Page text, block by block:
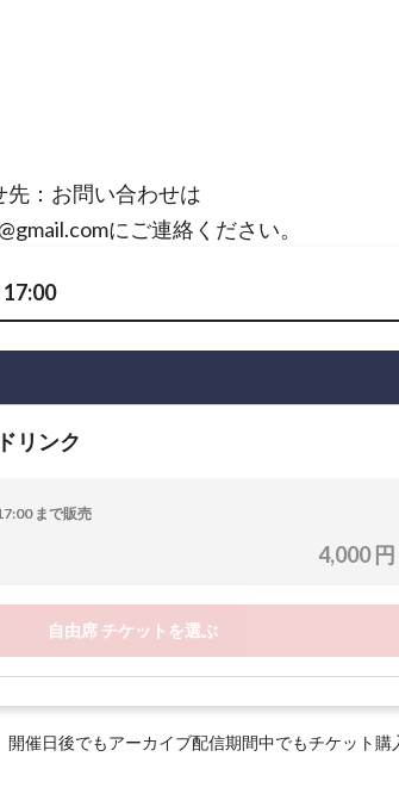
：お問い合わせは
にご連絡ください。
リンク
まで販売
4,000 円
自由席 チケットを選ぶ
催日後でもアーカイブ配信期間中でもチケット購